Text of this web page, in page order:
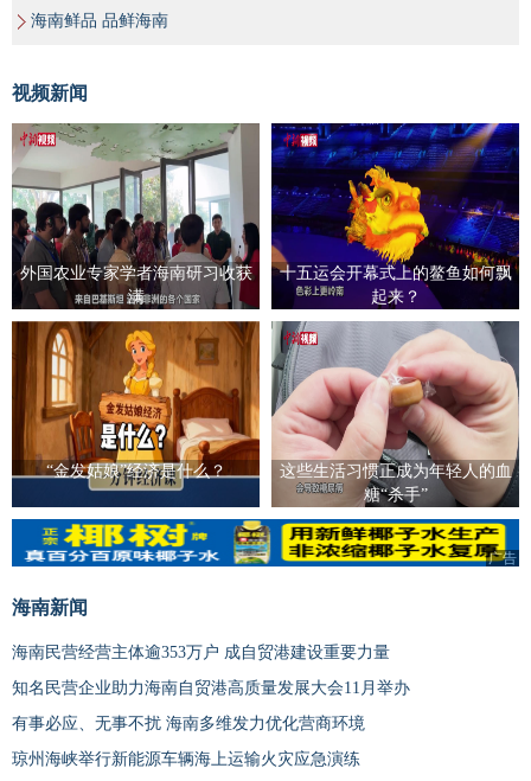
海南鲜品 品鲜海南
视频新闻
外国农业专家学者海南研习收获
满
十五运会开幕式上的鳌鱼如何飘
起来？
“金发姑娘”经济是什么？
这些生活习惯正成为年轻人的血
糖“杀手”
广告
广告
海南新闻
海南民营经营主体逾353万户 成自贸港建设重要力量
知名民营企业助力海南自贸港高质量发展大会11月举办
有事必应、无事不扰 海南多维发力优化营商环境
琼州海峡举行新能源车辆海上运输火灾应急演练